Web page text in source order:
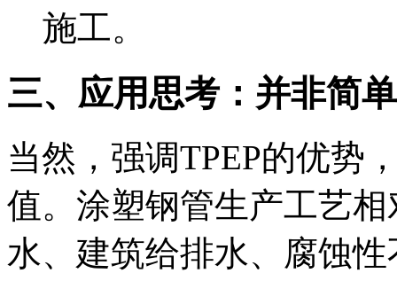
施工。
三、应用思考：并非简
当然，强调TPEP的优势
值。涂塑钢管生产工艺
水、建筑给排水、腐蚀